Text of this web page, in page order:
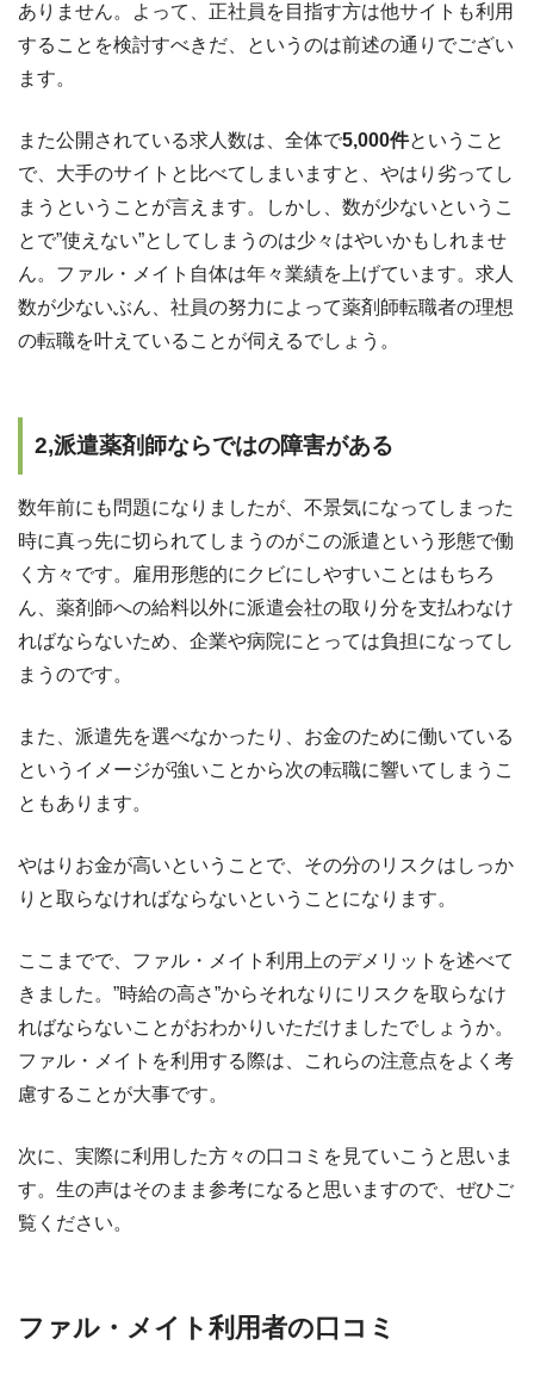
ありません。よって、正社員を目指す方は他サイトも利用
することを検討すべきだ、というのは前述の通りでござい
ます。
また公開されている求人数は、全体で5,000件ということ
で、大手のサイトと比べてしまいますと、やはり劣ってし
まうということが言えます。しかし、数が少ないというこ
とで”使えない”としてしまうのは少々はやいかもしれませ
ん。ファル・メイト自体は年々業績を上げています。求人
数が少ないぶん、社員の努力によって薬剤師転職者の理想
の転職を叶えていることが伺えるでしょう。
2,派遣薬剤師ならではの障害がある
数年前にも問題になりましたが、不景気になってしまった
時に真っ先に切られてしまうのがこの派遣という形態で働
く方々です。雇用形態的にクビにしやすいことはもちろ
ん、薬剤師への給料以外に派遣会社の取り分を支払わなけ
ればならないため、企業や病院にとっては負担になってし
まうのです。
また、派遣先を選べなかったり、お金のために働いている
というイメージが強いことから次の転職に響いてしまうこ
ともあります。
やはりお金が高いということで、その分のリスクはしっか
りと取らなければならないということになります。
ここまでで、ファル・メイト利用上のデメリットを述べて
きました。”時給の高さ”からそれなりにリスクを取らなけ
ればならないことがおわかりいただけましたでしょうか。
ファル・メイトを利用する際は、これらの注意点をよく考
慮することが大事です。
次に、実際に利用した方々の口コミを見ていこうと思いま
す。生の声はそのまま参考になると思いますので、ぜひご
覧ください。
ファル・メイト利用者の口コミ